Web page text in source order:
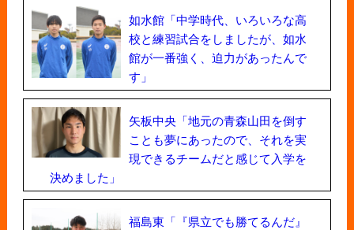
如水館「中学時代、いろいろな高
校と練習試合をしましたが、如水
館が一番強く、迫力があったんで
す」
矢板中央「地元の青森山田を倒す
ことも夢にあったので、それを実
現できるチームだと感じて入学を
決めました」
福島東「『県立でも勝てるんだ』